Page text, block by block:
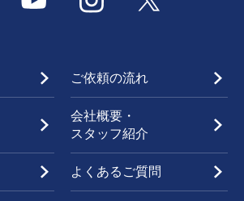
ご依頼の流れ
会社概要・
スタッフ紹介
よくあるご質問